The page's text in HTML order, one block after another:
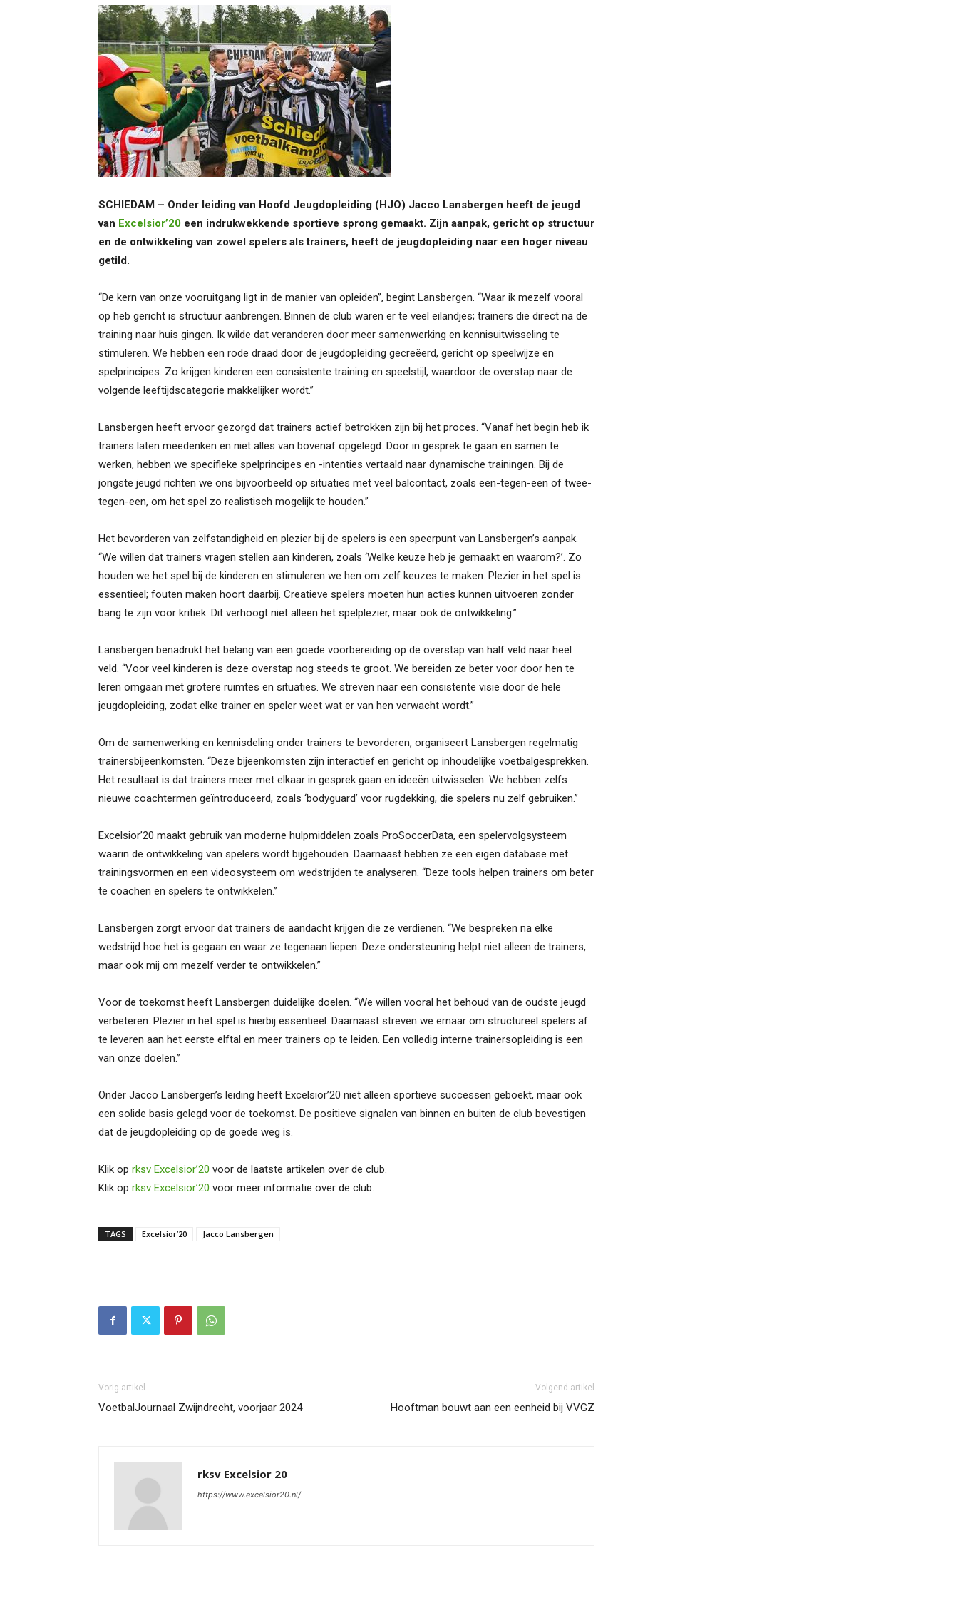
SCHIEDAM – Onder leiding van Hoofd Jeugdopleiding (HJO) Jacco Lansbergen heeft de jeugd
van Excelsior’20 een indrukwekkende sportieve sprong gemaakt. Zijn aanpak, gericht op structuur
en de ontwikkeling van zowel spelers als trainers, heeft de jeugdopleiding naar een hoger niveau
getild.
“De kern van onze vooruitgang ligt in de manier van opleiden”, begint Lansbergen. “Waar ik mezelf vooral
op heb gericht is structuur aanbrengen. Binnen de club waren er te veel eilandjes; trainers die direct na de
training naar huis gingen. Ik wilde dat veranderen door meer samenwerking en kennisuitwisseling te
stimuleren. We hebben een rode draad door de jeugdopleiding gecreëerd, gericht op speelwijze en
spelprincipes. Zo krijgen kinderen een consistente training en speelstijl, waardoor de overstap naar de
volgende leeftijdscategorie makkelijker wordt.”
Lansbergen heeft ervoor gezorgd dat trainers actief betrokken zijn bij het proces. “Vanaf het begin heb ik
trainers laten meedenken en niet alles van bovenaf opgelegd. Door in gesprek te gaan en samen te
werken, hebben we specifieke spelprincipes en -intenties vertaald naar dynamische trainingen. Bij de
jongste jeugd richten we ons bijvoorbeeld op situaties met veel balcontact, zoals een-tegen-een of twee-
tegen-een, om het spel zo realistisch mogelijk te houden.”
Het bevorderen van zelfstandigheid en plezier bij de spelers is een speerpunt van Lansbergen’s aanpak.
“We willen dat trainers vragen stellen aan kinderen, zoals ‘Welke keuze heb je gemaakt en waarom?’. Zo
houden we het spel bij de kinderen en stimuleren we hen om zelf keuzes te maken. Plezier in het spel is
essentieel; fouten maken hoort daarbij. Creatieve spelers moeten hun acties kunnen uitvoeren zonder
bang te zijn voor kritiek. Dit verhoogt niet alleen het spelplezier, maar ook de ontwikkeling.”
Lansbergen benadrukt het belang van een goede voorbereiding op de overstap van half veld naar heel
veld. “Voor veel kinderen is deze overstap nog steeds te groot. We bereiden ze beter voor door hen te
leren omgaan met grotere ruimtes en situaties. We streven naar een consistente visie door de hele
jeugdopleiding, zodat elke trainer en speler weet wat er van hen verwacht wordt.”
Om de samenwerking en kennisdeling onder trainers te bevorderen, organiseert Lansbergen regelmatig
trainersbijeenkomsten. “Deze bijeenkomsten zijn interactief en gericht op inhoudelijke voetbalgesprekken.
Het resultaat is dat trainers meer met elkaar in gesprek gaan en ideeën uitwisselen. We hebben zelfs
nieuwe coachtermen geïntroduceerd, zoals ‘bodyguard’ voor rugdekking, die spelers nu zelf gebruiken.”
Excelsior’20 maakt gebruik van moderne hulpmiddelen zoals ProSoccerData, een spelervolgsysteem
waarin de ontwikkeling van spelers wordt bijgehouden. Daarnaast hebben ze een eigen database met
trainingsvormen en een videosysteem om wedstrijden te analyseren. “Deze tools helpen trainers om beter
te coachen en spelers te ontwikkelen.”
Lansbergen zorgt ervoor dat trainers de aandacht krijgen die ze verdienen. “We bespreken na elke
wedstrijd hoe het is gegaan en waar ze tegenaan liepen. Deze ondersteuning helpt niet alleen de trainers,
maar ook mij om mezelf verder te ontwikkelen.”
Voor de toekomst heeft Lansbergen duidelijke doelen. “We willen vooral het behoud van de oudste jeugd
verbeteren. Plezier in het spel is hierbij essentieel. Daarnaast streven we ernaar om structureel spelers af
te leveren aan het eerste elftal en meer trainers op te leiden. Een volledig interne trainersopleiding is een
van onze doelen.”
Onder Jacco Lansbergen’s leiding heeft Excelsior’20 niet alleen sportieve successen geboekt, maar ook
een solide basis gelegd voor de toekomst. De positieve signalen van binnen en buiten de club bevestigen
dat de jeugdopleiding op de goede weg is.
Klik op rksv Excelsior’20 voor de laatste artikelen over de club.
Klik op rksv Excelsior’20 voor meer informatie over de club.
TAGS Excelsior’20 Jacco Lansbergen
Vorig artikel
VoetbalJournaal Zwijndrecht, voorjaar 2024
Volgend artikel
Hooftman bouwt aan een eenheid bij VVGZ
rksv Excelsior 20
https://www.excelsior20.nl/